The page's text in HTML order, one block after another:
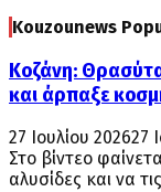
Kouzounews
Κοζάνη:
και άρπαξε
27 Ιουλίου 202627
Στο βίντεο
αλυσίδες και να